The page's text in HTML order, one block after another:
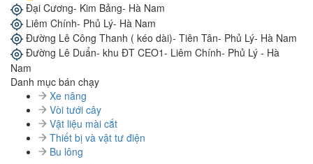
Đại Cương- Kim Bảng- Hà Nam
Liêm Chính- Phủ Lý- Hà Nam
Đường Lê Công Thanh ( kéo dài)- Tiên Tân- Phủ Lý- Hà Nam
Đường Lê Duẩn- khu ĐT CEO1- Liêm Chính- Phủ Lý - Hà
Nam
Danh mục bán chạy
Xe nâng
Vòi tưới cây
Vật liệu mài cắt
Thiết bị và vật tư điện
Bu lông